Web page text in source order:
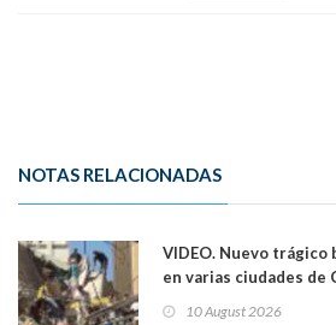
NOTAS RELACIONADAS
VIDEO. Nuevo
en varias ciudades de
muertos y decenas
10 August 2026